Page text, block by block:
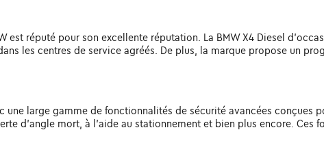
est réputé pour son excellente réputation. La BMW X4 Diesel
les centres de service agréés. De plus, la marque propose un
large gamme de fonctionnalités de sécurité avancées conçues
d'angle mort, à l'aide au stationnement et bien plus encore. Ces